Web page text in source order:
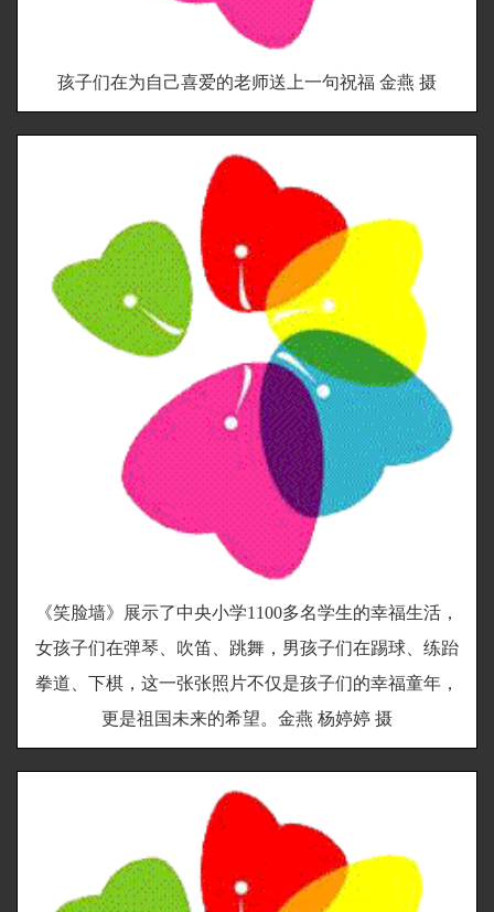
孩子们在为自己喜爱的老师送上一句祝福 金燕 摄
《笑脸墙》展示了中央小学1100多名学生的幸福生活，
女孩子们在弹琴、吹笛、跳舞，男孩子们在踢球、练跆
拳道、下棋，这一张张照片不仅是孩子们的幸福童年，
更是祖国未来的希望。金燕 杨婷婷 摄